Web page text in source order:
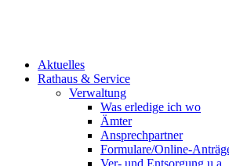
Aktuelles
Rathaus & Service
Verwaltung
Was erledige ich wo
Ämter
Ansprechpartner
Formulare/Online-
Ver- und Entsorgung